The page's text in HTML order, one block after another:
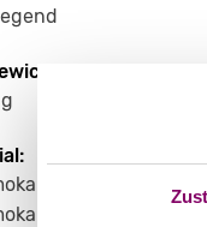
GC1 weiß 370
GC1 weiß